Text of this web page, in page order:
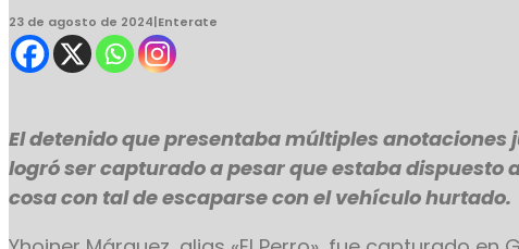
23 de agosto de 2024|Enterate
El detenido que presentaba múltiples anotaciones
logró ser capturado a pesar que estaba dispuesto
cosa con tal de escaparse con el vehículo hurtado.